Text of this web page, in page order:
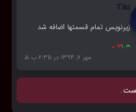
Tiki
زیرنویس تمام قسمتها اضافه شد
1
0
مهر 7, 1394 در 6:35 ب.ظ